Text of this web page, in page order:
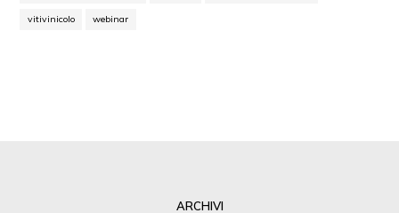
vitivinicolo webinar
ARCHIVI